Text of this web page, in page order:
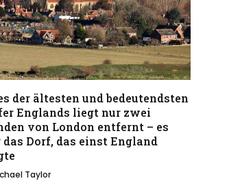
der ältesten und bedeutendsten
Englands liegt nur zwei
von London entfernt – es
Dorf, das einst England
Taylor